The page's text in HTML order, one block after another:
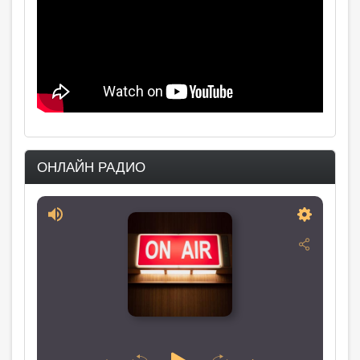
ОНЛАЙН РАДИО